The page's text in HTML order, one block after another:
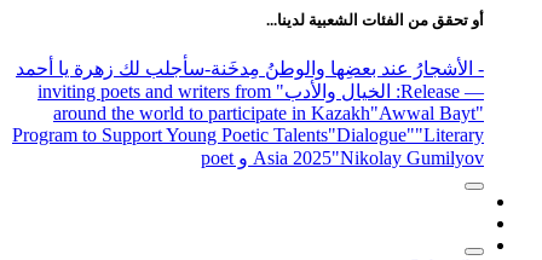
أو تحقق من الفئات الشعبية لدينا...
- الأشجارُ عند بعضِها والوطنُ مِدخَنة-سأجلب لك زهرة يا أحمد
— Release
: الخيال والأدب
" inviting poets and writers from
around the world to participate in Kazakh"Awwal Bayt"
Program to Support Young Poetic Talents"Dialogue""Literary
Asia 2025"Nikolay Gumilyov و poet